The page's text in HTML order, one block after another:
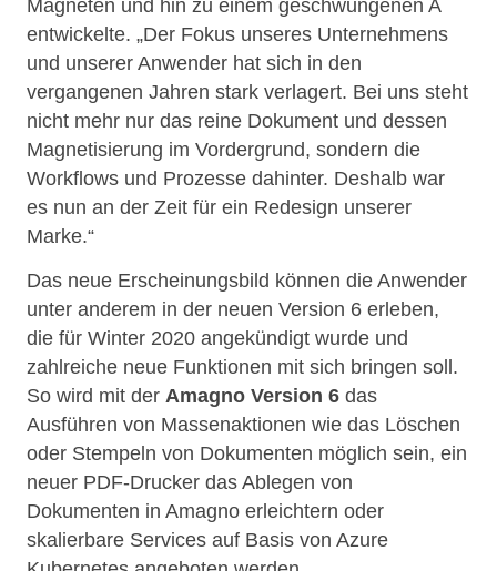
Magneten und hin zu einem geschwungenen A
entwickelte. „Der Fokus unseres Unternehmens
und unserer Anwender hat sich in den
vergangenen Jahren stark verlagert. Bei uns steht
nicht mehr nur das reine Dokument und dessen
Magnetisierung im Vordergrund, sondern die
Workflows und Prozesse dahinter. Deshalb war
es nun an der Zeit für ein Redesign unserer
Marke.“
Das neue Erscheinungsbild können die Anwender
unter anderem in der neuen Version 6 erleben,
die für Winter 2020 angekündigt wurde und
zahlreiche neue Funktionen mit sich bringen soll.
So wird mit der Amagno Version 6 das
Ausführen von Massenaktionen wie das Löschen
oder Stempeln von Dokumenten möglich sein, ein
neuer PDF-Drucker das Ablegen von
Dokumenten in Amagno erleichtern oder
skalierbare Services auf Basis von Azure